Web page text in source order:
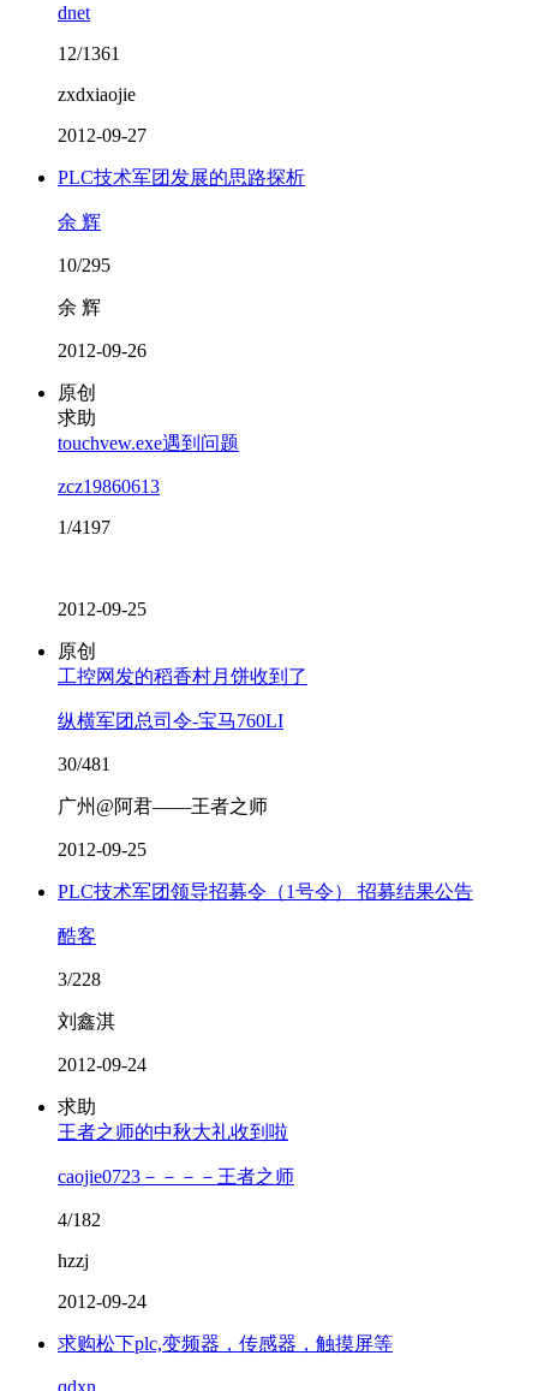
dnet
12/1361
zxdxiaojie
2012-09-27
PLC技术军团发展的思路探析
余 辉
10/295
余 辉
2012-09-26
原创
求助
touchvew.exe遇到问题
zcz19860613
1/4197
2012-09-25
原创
工控网发的稻香村月饼收到了
纵横军团总司令-宝马760LI
30/481
广州@阿君——王者之师
2012-09-25
PLC技术军团领导招募令（1号令） 招募结果公告
酷客
3/228
刘鑫淇
2012-09-24
求助
王者之师的中秋大礼收到啦
caojie0723－－－－王者之师
4/182
hzzj
2012-09-24
求购松下plc,变频器，传感器，触摸屏等
qdxn